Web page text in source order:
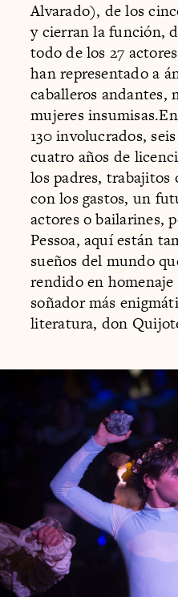
Alvarado), de los
y cierran la función,
todo de los 27
han representado a
caballeros andantes,
mujeres
130 involucrados,
cuatro años de
los padres, trabajitos
con los gastos, un
actores o bailarines,
Pessoa, aquí están
sueños del mundo
rendido en homenaje
soñador más
literatura, don